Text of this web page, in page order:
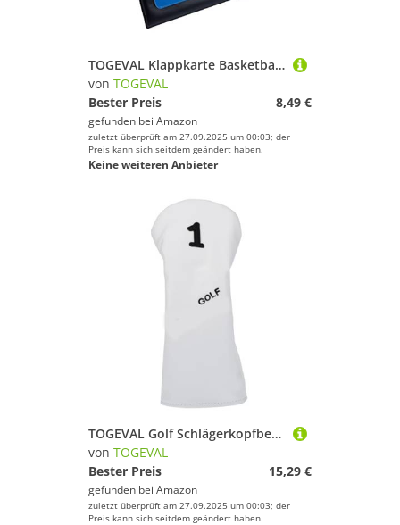
TOGEVAL Klappkarte Basketball-Score-Flipper Flipper-sportanzeigetafeln Anzeigetafel Auf Dem Tisch Spielanzeiger Anzeigetafel Punktezähler Flip-anzeigetafel Für Tischplatten PVC Blue
von TOGEVAL
Bester Preis
8,49 €
gefunden bei Amazon
zuletzt überprüft am 27.09.2025 um 00:03; der
Preis kann sich seitdem geändert haben.
Keine weiteren Anbieter
TOGEVAL Golf Schlägerkopfbedeckung PU Driver Putter Cover Schutzhülle Leicht Tragbar Kompatibel für Damen und Herren Golfschläger Zubehör Elegant
von TOGEVAL
Bester Preis
15,29 €
gefunden bei Amazon
zuletzt überprüft am 27.09.2025 um 00:03; der
Preis kann sich seitdem geändert haben.